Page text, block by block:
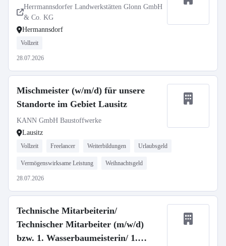
Herrmannsdorfer Landwerkstätten Glonn GmbH
& Co. KG
Hermannsdorf
Vollzeit
28.07.2026
Mischmeister (w/m/d) für unsere
Standorte im Gebiet Lausitz
KANN GmbH Baustoffwerke
Lausitz
Vollzeit Freelancer Weiterbildungen Urlaubsgeld
Vermögenswirksame Leistung Weihnachtsgeld
28.07.2026
Technische Mitarbeiterin/
Technischer Mitarbeiter (m/w/d)
bzw. 1. Wasserbaumeisterin/ 1.